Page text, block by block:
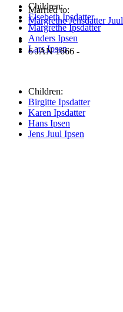
Children:
Elsebeth Ipsdatter
Margrethe Ipsdatter
Anders Ipsen
Lars Ipsen
Married to:
Margrethe Jensdatter Juul
6 JAN 1666 -
Children:
Birgitte Ipsdatter
Karen Ipsdatter
Hans Ipsen
Jens Juul Ipsen